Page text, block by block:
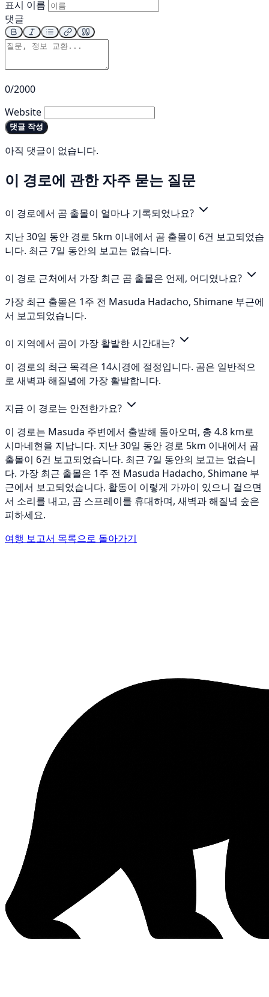
표시 이름
댓글
0/2000
Website
댓글 작성
아직 댓글이 없습니다.
이 경로에 관한 자주 묻는 질문
이 경로에서 곰 출몰이 얼마나 기록되었나요?
지난 30일 동안 경로 5km 이내에서 곰 출몰이 6건 보고되었습
니다. 최근 7일 동안의 보고는 없습니다.
이 경로 근처에서 가장 최근 곰 출몰은 언제, 어디였나요?
가장 최근 출몰은 1주 전 Masuda Hadacho, Shimane 부근에
서 보고되었습니다.
이 지역에서 곰이 가장 활발한 시간대는?
이 경로의 최근 목격은 14시경에 절정입니다. 곰은 일반적으
로 새벽과 해질녘에 가장 활발합니다.
지금 이 경로는 안전한가요?
이 경로는 Masuda 주변에서 출발해 돌아오며, 총 4.8 km로
시마네현을 지납니다. 지난 30일 동안 경로 5km 이내에서 곰
출몰이 6건 보고되었습니다. 최근 7일 동안의 보고는 없습니
다. 가장 최근 출몰은 1주 전 Masuda Hadacho, Shimane 부
근에서 보고되었습니다. 활동이 이렇게 가까이 있으니 걸으면
서 소리를 내고, 곰 스프레이를 휴대하며, 새벽과 해질녘 숲은
피하세요.
여행 보고서 목록으로 돌아가기